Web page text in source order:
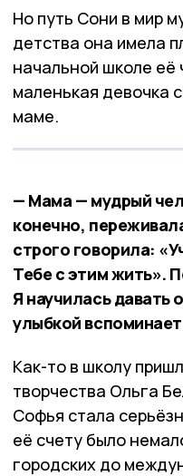
Но путь Сони в мир
детства она имела
начальной школе её
маленькая девочка
маме.
— Мама — мудрый
конечно,
строго говорила:
Тебе с этим жить».
Я научилась давать
улыбкой
Как-то в школу
творчества Ольга
Софья стала
её счету было
городских до